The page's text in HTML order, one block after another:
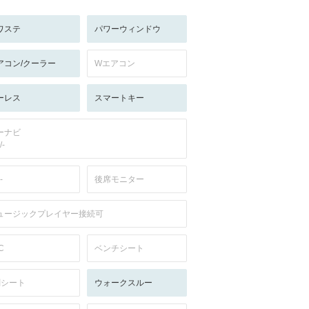
ステ パワーウィンドウ
コン/クーラー Wエアコン
レス スマートキー
ナビ
後席モニター
ージックプレイヤー接続可
ベンチシート
ート ウォークスルー